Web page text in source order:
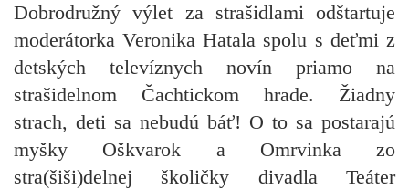
Dobrodružný výlet za strašidlami odštartuje
moderátorka Veronika Hatala spolu s deťmi z
detských televíznych novín priamo na
strašidelnom Čachtickom hrade. Žiadny
strach, deti sa nebudú báť! O to sa postarajú
myšky Oškvarok a Omrvinka zo
stra(šiši)delnej školičky divadla Teáter